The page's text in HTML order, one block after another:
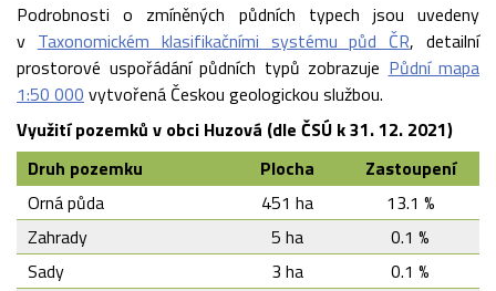
Podrobnosti o zmíněných půdních typech jsou uvedeny
v Taxonomickém klasifikačními systému půd ČR, detailní
prostorové uspořádání půdních typů zobrazuje Půdní mapa
1:50 000 vytvořená Českou geologickou službou.
Využití pozemků v obci Huzová (dle ČSÚ k 31. 12. 2021)
Druh pozemku
Plocha
Zastoupení
Orná půda
451 ha
13.1 %
Zahrady
5 ha
0.1 %
Sady
3 ha
0.1 %